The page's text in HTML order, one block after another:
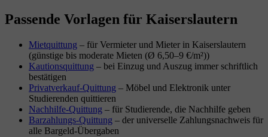
Passende Vorlagen für Kaiserslautern
Mietquittung – für Vermieter und Mieter in Kaiserslautern
(günstige bis moderate Mieten (Ø 6,50–9 €/m²))
Kautionsquittung – bei Einzug und Auszug immer schriftlich
bestätigen
Privatverkauf-Quittung – Möbel und Elektronik unter
Studierenden quittieren
Nachhilfe-Quittung – für Studierende, die Nachhilfe geben
Barzahlungs-Quittung – der universelle Zahlungsnachweis für
alle Bargeld-Übergaben